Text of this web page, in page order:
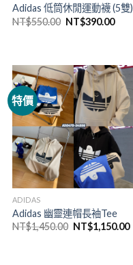
Adidas 低筒休閒運動襪 (5雙)
NT$550.00 NT$390.00
特價
ADIDAS
Adidas 幽靈連帽長袖Tee
NT$1,450.00 NT$1,150.00